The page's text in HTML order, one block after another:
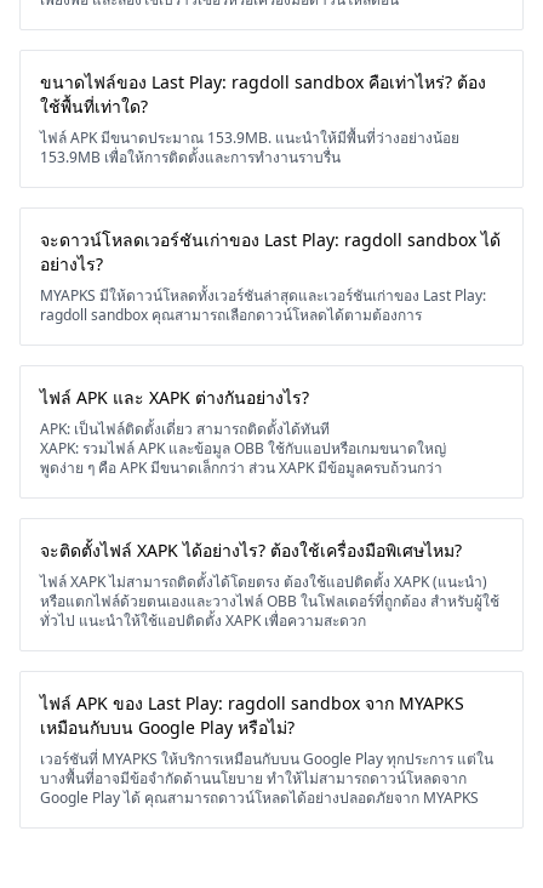
ขนาดไฟล์ของ Last Play: ragdoll sandbox คือเท่าไหร่? ต้อง
ใช้พื้นที่เท่าใด?
ไฟล์ APK มีขนาดประมาณ 153.9MB. แนะนำให้มีพื้นที่ว่างอย่างน้อย
153.9MB เพื่อให้การติดตั้งและการทำงานราบรื่น
จะดาวน์โหลดเวอร์ชันเก่าของ Last Play: ragdoll sandbox ได้
อย่างไร?
MYAPKS มีให้ดาวน์โหลดทั้งเวอร์ชันล่าสุดและเวอร์ชันเก่าของ Last Play:
ragdoll sandbox คุณสามารถเลือกดาวน์โหลดได้ตามต้องการ
ไฟล์ APK และ XAPK ต่างกันอย่างไร?
APK: เป็นไฟล์ติดตั้งเดี่ยว สามารถติดตั้งได้ทันที
XAPK: รวมไฟล์ APK และข้อมูล OBB ใช้กับแอปหรือเกมขนาดใหญ่
พูดง่าย ๆ คือ APK มีขนาดเล็กกว่า ส่วน XAPK มีข้อมูลครบถ้วนกว่า
จะติดตั้งไฟล์ XAPK ได้อย่างไร? ต้องใช้เครื่องมือพิเศษไหม?
ไฟล์ XAPK ไม่สามารถติดตั้งได้โดยตรง ต้องใช้แอปติดตั้ง XAPK (แนะนำ)
หรือแตกไฟล์ด้วยตนเองและวางไฟล์ OBB ในโฟลเดอร์ที่ถูกต้อง สำหรับผู้ใช้
ทั่วไป แนะนำให้ใช้แอปติดตั้ง XAPK เพื่อความสะดวก
ไฟล์ APK ของ Last Play: ragdoll sandbox จาก MYAPKS
เหมือนกับบน Google Play หรือไม่?
เวอร์ชันที่ MYAPKS ให้บริการเหมือนกับบน Google Play ทุกประการ แต่ใน
บางพื้นที่อาจมีข้อจำกัดด้านนโยบาย ทำให้ไม่สามารถดาวน์โหลดจาก
Google Play ได้ คุณสามารถดาวน์โหลดได้อย่างปลอดภัยจาก MYAPKS